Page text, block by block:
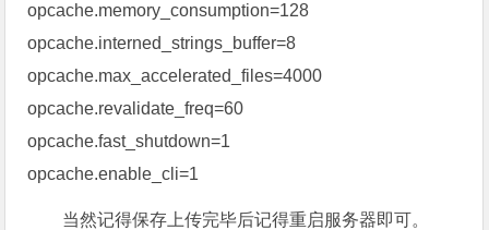
opcache.memory_consumption=128
opcache.interned_strings_buffer=8
opcache.max_accelerated_files=4000
opcache.revalidate_freq=60
opcache.fast_shutdown=1
opcache.enable_cli=1
当然记得保存上传完毕后记得重启服务器即可。